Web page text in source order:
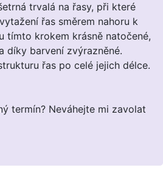
trvalá na řasy, při které
řas směrem nahoru k
tímto krokem krásně natočené,
díky barvení zvýrazněné.
řas po celé jejich délce.
termín? Neváhejte mi zavolat